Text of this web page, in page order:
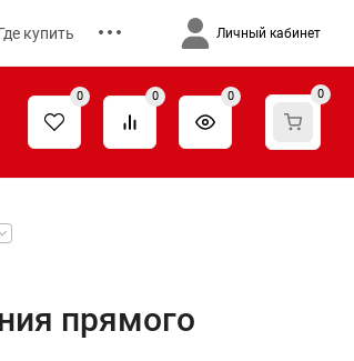
купить Личный кабинет
0 0 0 0
прямого